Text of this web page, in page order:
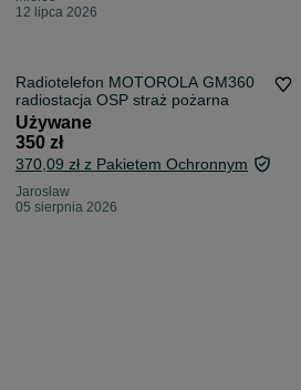
12 lipca 2026
Radiotelefon MOTOROLA GM360
radiostacja OSP straż pożarna
Używane
350 zł
370,09 zł z Pakietem Ochronnym
Jarosław
05 sierpnia 2026